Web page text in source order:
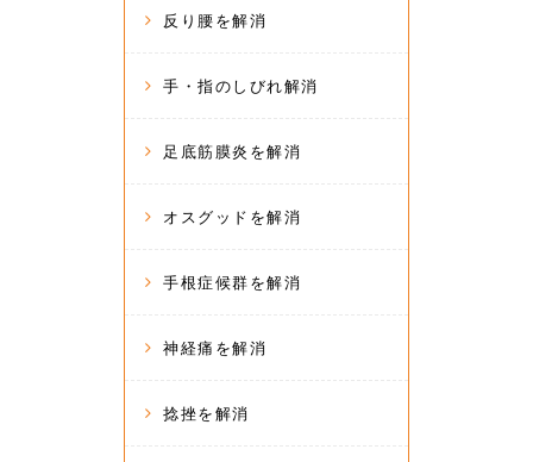
反り腰を解消
手・指のしびれ解消
足底筋膜炎を解消
オスグッドを解消
手根症候群を解消
神経痛を解消
捻挫を解消